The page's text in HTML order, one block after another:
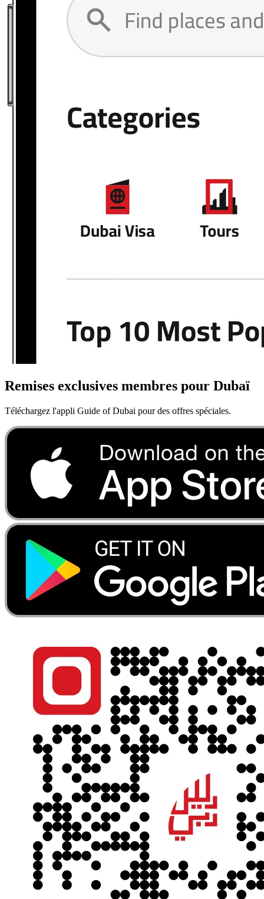
Remises exclusives membres pour Dubaï
Téléchargez l'appli Guide of Dubai pour des offres spéciales.